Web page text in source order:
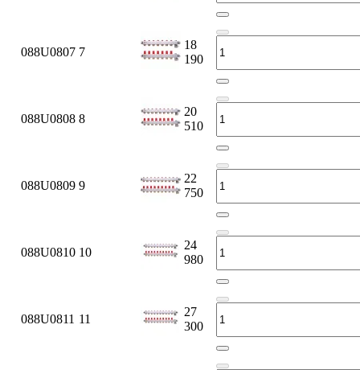
088U0807 7
18
190
088U0808 8
20
510
088U0809 9
22
750
088U0810 10
24
980
088U0811 11
27
300